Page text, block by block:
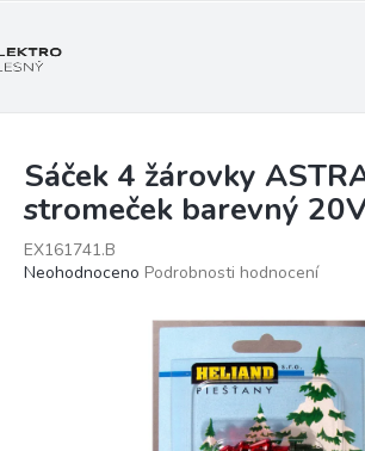
Sáček 4 žárovky
stromeček barevný
EX161741.B
Průměrné
Neohodnoceno Podrobnosti hodnocení